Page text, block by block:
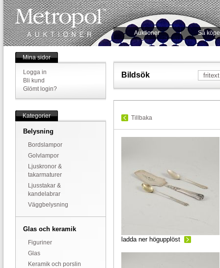
Auktioner Så
Mina sidor
Logga in
Bli kund
Glömt login?
Kategorier
Belysning
Bordslampor
Golvlampor
Ljuskronor &
takarmaturer
Ljusstakar &
kandelabrar
Väggbelysning
Glas och keramik
Figuriner
Glas
Keramik och porslin
Bildsök
Tillbaka
ladda ner högupplöst